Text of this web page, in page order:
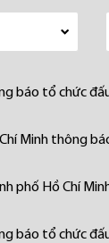
báo tổ chức
Minh thông
phố Hồ Chí
báo tổ chức